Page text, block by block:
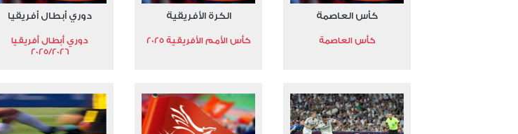
كأس العاصمة
كأس العاصمة
الكرة الأفريقية
كأس الأمم الأفريقية 2025
دوري أبطال أفريقيا
دوري أبطال أفريقيا
2025/2026